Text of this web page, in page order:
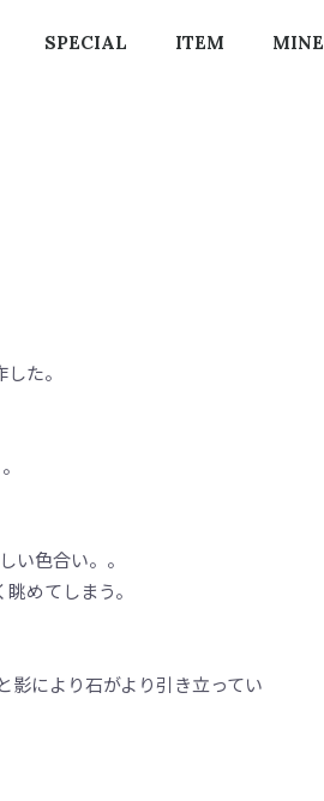
SPECIAL ITEM MINE
た。
い色合い。。
めてしまう。
影により石がより引き立ってい